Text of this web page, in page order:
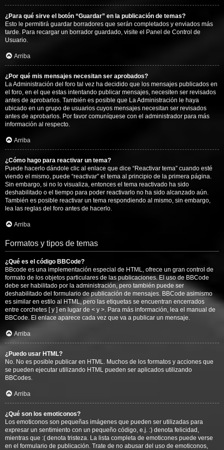
¿Para qué sirve el botón “Guardar” en la publicación de temas?
Esto le permitirá guardar borradores que serán completados y enviados más
tarde. Para recargar un borrador guardado, visite el Panel de Control de
Usuario.
Arriba
¿Por qué mis mensajes necesitan ser aprobados?
La Administración del foro tal vez ha decidido que los mensajes publicados en
el foro, en el que estas intentando publicar mensajes, necesiten ser revisados
antes de aprobarlos. También es posible que La Administración le haya
ubicado en un grupo de usuarios cuyos mensajes necesitan ser revisados
antes de aprobarlos. Por favor comuníquese con el administrador para más
información al respecto.
Arriba
¿Cómo hago para reactivar un tema?
Puede hacerlo dándole clic al enlace que dice “Reactivar tema” cuando esté
viendo el mismo, puede “reactivar” el tema al principio de la primera página.
Sin embargo, si no lo visualiza, entonces el tema reactivado ha sido
deshabilitado o el tiempo para poder reactivarlo no ha sido alcanzado aún.
También es posible reactivar un tema respondiendo al mismo, sin embargo,
lea las reglas del foro antes de hacerlo.
Arriba
Formatos y tipos de temas
¿Qué es el código BBCode?
BBcode es una implementación especial de HTML, ofrece un gran control de
formato de los objetos particulares de las publicaciones. El uso de BBCode
debe ser habilitado por la administración, pero también puede ser
deshabilitado del formulario de publicación de mensajes. BBCode asimismo
es similar en estilo al HTML, pero las etiquetas se encuentran encerrados
entre corchetes [ y ] en lugar de < y >. Para más información, lea el manual de
BBCode. El enlace aparece cada vez que va a publicar un mensaje.
Arriba
¿Puedo usar HTML?
No. No es posible publicar en HTML. Muchos de los formatos y acciones que
se pueden ejecutar utilizando HTML pueden ser aplicados utilizando
BBCodes.
Arriba
¿Qué son los emoticonos?
Los emoticonos son pequeñas imágenes que pueden ser utilizadas para
expresar un sentimiento con un pequeño código, e.j. :) denota felicidad,
mientras que :( denota tristeza. La lista completa de emoticones puede verse
en el formulario de publicación. Trate de no abusar del uso de emoticonos,